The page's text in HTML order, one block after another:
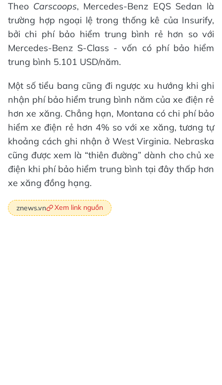
Theo Carscoops, Mercedes-Benz EQS Sedan là
trường hợp ngoại lệ trong thống kê của Insurify,
bởi chi phí bảo hiểm trung bình rẻ hơn so với
Mercedes-Benz S-Class - vốn có phí bảo hiểm
trung bình 5.101 USD/năm.
Một số tiểu bang cũng đi ngược xu hướng khi ghi
nhận phí bảo hiểm trung bình năm của xe điện rẻ
hơn xe xăng. Chẳng hạn, Montana có chi phí bảo
hiểm xe điện rẻ hơn 4% so với xe xăng, tương tự
khoảng cách ghi nhận ở West Virginia. Nebraska
cũng được xem là “thiên đường” dành cho chủ xe
điện khi phí bảo hiểm trung bình tại đây thấp hơn
xe xăng đồng hạng.
znews.vn Xem link nguồn